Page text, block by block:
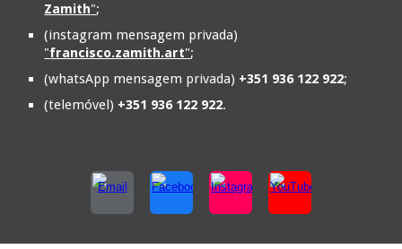
Zamith";
(instagram mensagem privada)
"francisco.zamith.art";
(whatsApp mensagem privada) +351 936 122 922;
(telemóvel) +351 936 122 922.